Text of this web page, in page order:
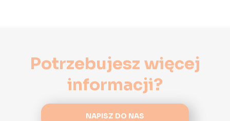
Potrzebujesz więcej
informacji?
NAPISZ DO NAS